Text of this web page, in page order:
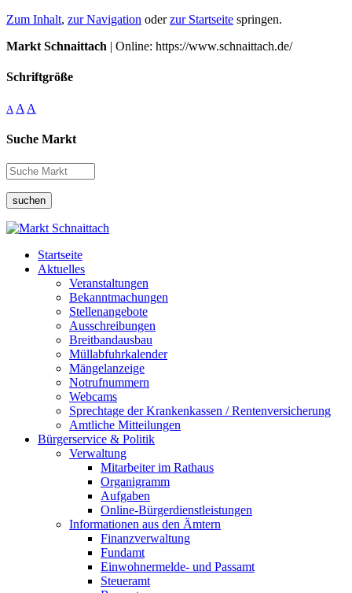
Zum Inhalt, zur Navigation oderzur Startseite springen.
Markt Schnaittach | Online: https://www.schnaittach.de/
Schriftgröße
A A A
Suche Markt
suchen
Startseite
Aktuelles
Veranstaltungen
Bekanntmachungen
Stellenangebote
Ausschreibungen
Breitbandausbau
Müllabfuhrkalender
Mängelanzeige
Notrufnummern
Webcams
Sprechtage der Krankenkassen / Rentenversicherung
Amtliche Mitteilungen
Bürgerservice & Politik
Verwaltung
Mitarbeiter im Rathaus
Organigramm
Aufgaben
Online-Bürgerdienstleistungen
Informationen aus den Ämtern
Finanzverwaltung
Fundamt
Einwohnermelde- und Passamt
Steueramt